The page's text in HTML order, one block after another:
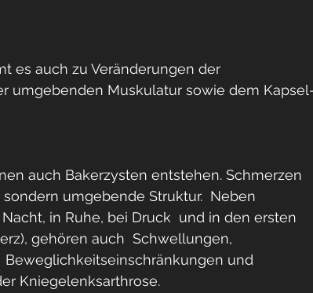
es auch zu Veränderungen der
umgebenden Muskulatur sowie dem
auch Bakerzysten entstehen. Schmerzen
umgebende Struktur.  Neben
in Ruhe, bei Druck  und in den ersten
gehören auch  Schwellungen,
und
Kniegelenksarthrose.